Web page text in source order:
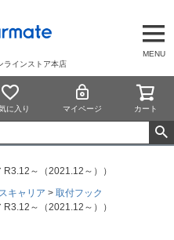
MENU
ラインストア本店
に入り マイページ カート
～（2021.12～））
キャリア
取付フック
～（2021.12～））